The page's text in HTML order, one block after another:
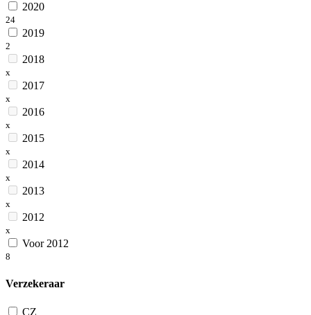
2020
24
2019
2
2018
x
2017
x
2016
x
2015
x
2014
x
2013
x
2012
x
Voor 2012
8
Verzekeraar
CZ